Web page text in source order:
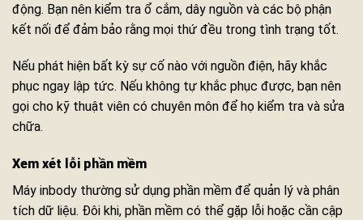
động. Bạn nên kiểm tra ổ cắm, dây nguồn và các bộ phận
kết nối để đảm bảo rằng mọi thứ đều trong tình trạng tốt.
Nếu phát hiện bất kỳ sự cố nào với nguồn điện, hãy khắc
phục ngay lập tức. Nếu không tự khắc phục được, bạn nên
gọi cho kỹ thuật viên có chuyên môn để họ kiểm tra và sửa
chữa.
Xem xét lỗi phần mềm
Máy inbody thường sử dụng phần mềm để quản lý và phân
tích dữ liệu. Đôi khi, phần mềm có thể gặp lỗi hoặc cần cập